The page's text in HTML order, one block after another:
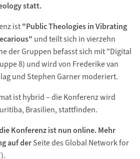
statt.
ist"Public Theologies in Vibrating
und teilt sich in vierzehn
der Gruppen befasst sich mit "Digital
8) und wird von Frederike van
und Stephen Garner moderiert.
ist hybrid – die Konferenz wird
Brasilien, stattfinden.
Konferenz ist nun online. Mehr
auf derSeite des Global Network for